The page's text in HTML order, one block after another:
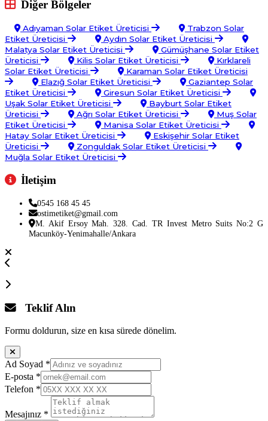
Diğer Bölgeler
Adıyaman Solar Etiket Üreticisi
Trabzon Solar
Etiket Üreticisi
Aydın Solar Etiket Üreticisi
Malatya Solar Etiket Üreticisi
Gümüşhane Solar Etiket
Üreticisi
Kilis Solar Etiket Üreticisi
Kırklareli
Solar Etiket Üreticisi
Karaman Solar Etiket Üreticisi
Elazığ Solar Etiket Üreticisi
Gaziantep Solar
Etiket Üreticisi
Giresun Solar Etiket Üreticisi
Uşak Solar Etiket Üreticisi
Bayburt Solar Etiket
Üreticisi
Ağrı Solar Etiket Üreticisi
Muş Solar
Etiket Üreticisi
Manisa Solar Etiket Üreticisi
Hatay Solar Etiket Üreticisi
Eskişehir Solar Etiket
Üreticisi
Zonguldak Solar Etiket Üreticisi
Muğla Solar Etiket Üreticisi
İletişim
0545 168 45 45
ostimetiket@gmail.com
M. Akif Ersoy Mah. 328. Cad. TR Invest Metro Suits No:2 G
Macunköy-Yenimahalle/Ankara
Teklif Alın
Formu doldurun, size en kısa sürede dönelim.
Ad Soyad *
E-posta *
Telefon *
Mesajınız *